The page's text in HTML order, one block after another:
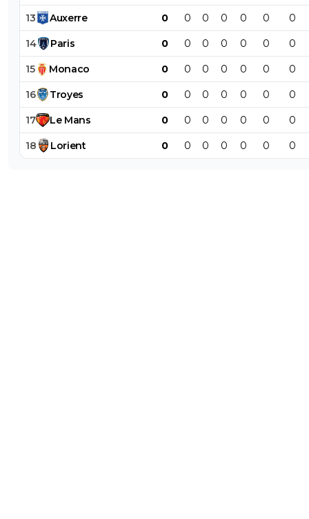
13 Auxerre 0 0 0 0 0 0 0
14 Paris 0 0 0 0 0 0 0
15 Monaco 0 0 0 0 0 0 0
16 Troyes 0 0 0 0 0 0 0
17 Le Mans 0 0 0 0 0 0 0
18 Lorient 0 0 0 0 0 0 0